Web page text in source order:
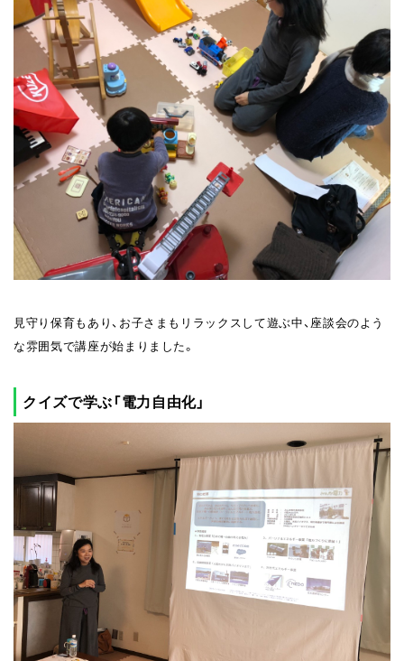
見守り保育もあり、お子さまもリラックスして遊ぶ中、座談会のよう
な雰囲気で講座が始まりました。
クイズで学ぶ「電力自由化」